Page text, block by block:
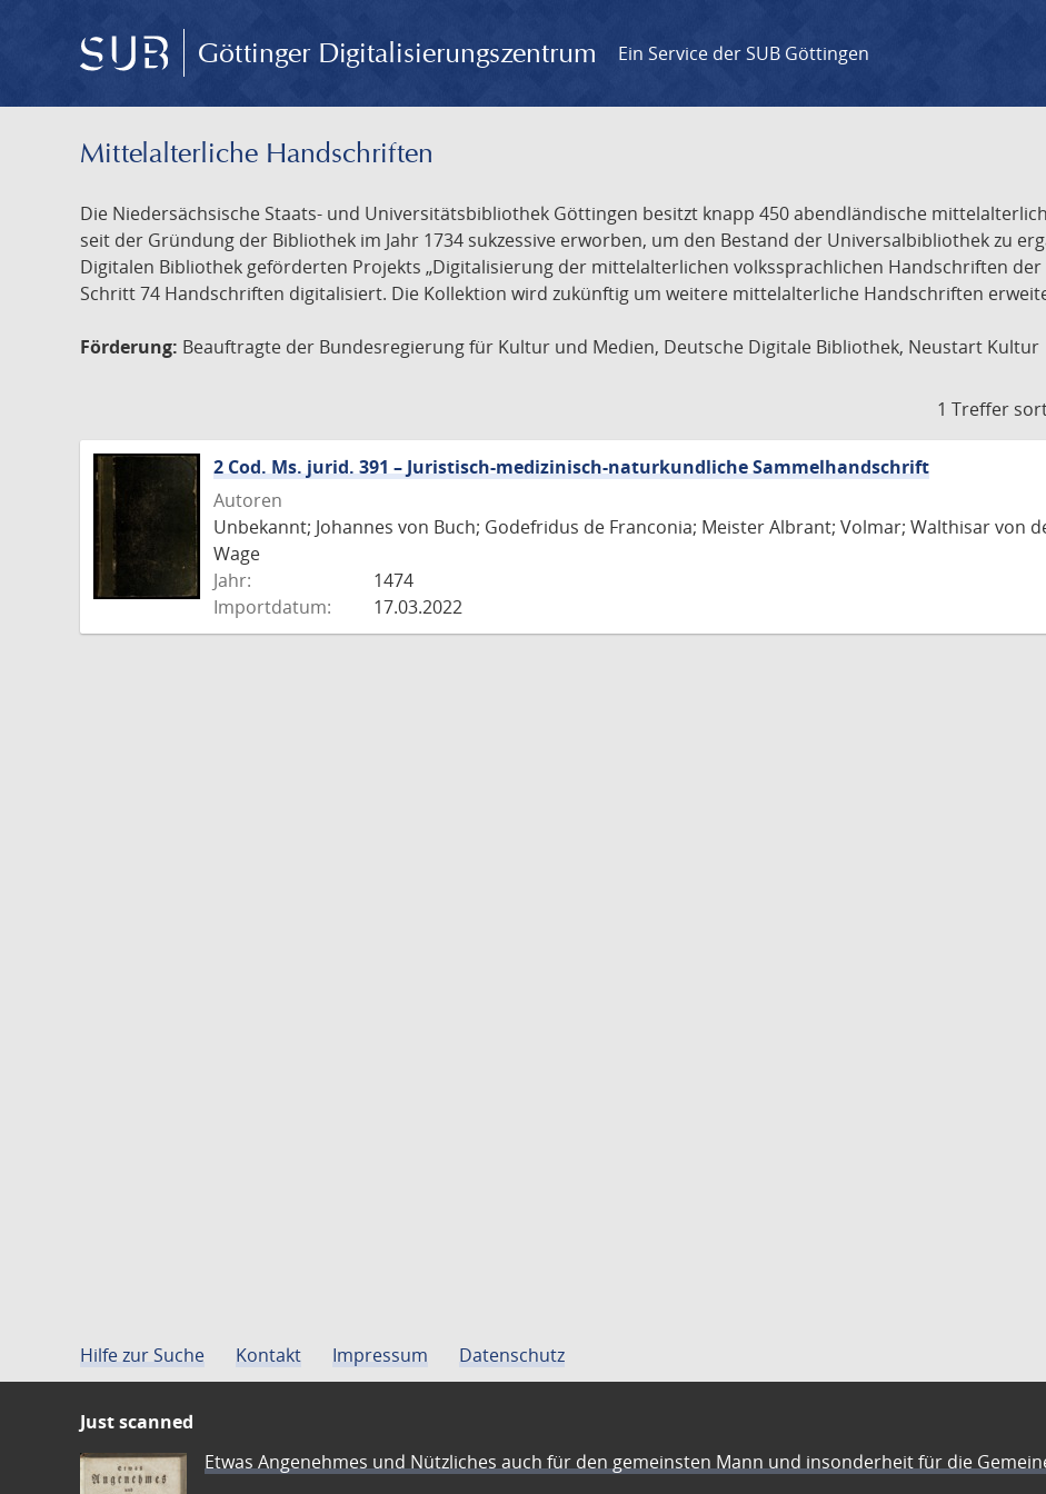
Göttinger Digitalisierungszentrum Ein Service der SUB Göttingen
Mittelalterliche Handschriften
Die Niedersächsische Staats- und Universitätsbibliothek Göttingen besitzt knapp 450 abendländische
seit der Gründung der Bibliothek im Jahr 1734 sukzessive erworben, um den Bestand der Universalbibliothek zu
Digitalen Bibliothek geförderten Projekts „Digitalisierung der mittelalterlichen volkssprachlichen Handschriften
Schritt 74 Handschriften digitalisiert. Die Kollektion wird zukünftig um weitere mittelalterliche Handschriften
Förderung: Beauftragte der Bundesregierung für Kultur und Medien, Deutsche Digitale Bibliothek, Neustart Kultur
1 Treffer
2 Cod. Ms. jurid. 391 – Juristisch-medizinisch-naturkundliche Sammelhandschrift
Autoren
Unbekannt; Johannes von Buch; Godefridus de Franconia; Meister Albrant; Volmar; Walthisar von
Wage
Jahr:
1474
Importdatum:
17.03.2022
Hilfe zur Suche Kontakt Impressum Datenschutz
Just scanned
Etwas Angenehmes und Nützliches auch für den gemeinsten Mann und insonderheit für die